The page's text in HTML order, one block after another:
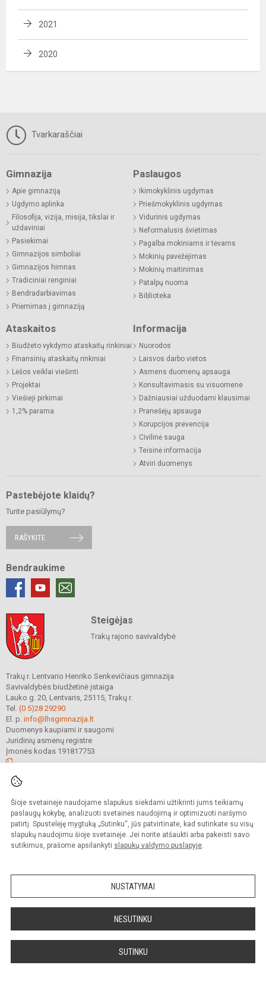
Šioje svetainėje naudojame slapukus siekdami užtikrinti jums teikiamų
paslaugų kokybę, analizuoti svetainės naudojimą ir optimizuoti naršymo
patirtį. Spustelėję mygtuką „Sutinku“, jūs patvirtinate, kad sutinkate su visų
slapukų naudojimu šioje svetainėje. Jei norite atšaukti arba pakeisti savo
sutikimus, prašome apsilankyti slapukų valdymo puslapyje.
NUSTATYMAI
NESUTINKU
SUTINKU
2021
2020
Tvarkaraščiai
Gimnazija
Apie gimnaziją
Ugdymo aplinka
Filosofija, vizija, misija, tikslai ir
uždaviniai
Pasiekimai
Gimnazijos simboliai
Gimnazijos himnas
Tradiciniai renginiai
Bendradarbiavimas
Priėmimas į gimnaziją
Paslaugos
Ikimokyklinis ugdymas
Priešmokyklinis ugdymas
Vidurinis ugdymas
Neformalusis švietimas
Pagalba mokiniams ir tėvams
Mokinių pavėžėjimas
Mokinių maitinimas
Patalpų nuoma
Biblioteka
Ataskaitos
Biudžeto vykdymo ataskaitų rinkiniai
Finansinių ataskaitų rinkiniai
Lėšos veiklai viešinti
Projektai
Viešieji pirkimai
1,2% parama
Informacija
Nuorodos
Laisvos darbo vietos
Asmens duomenų apsauga
Konsultavimasis su visuomene
Dažniausiai užduodami klausimai
Pranešėjų apsauga
Korupcijos prevencija
Civilinė sauga
Teisinė informacija
Atviri duomenys
Pastebėjote klaidų?
Turite pasiūlymų?
RAŠYKITE
Bendraukime
Steigėjas
Trakų rajono savivaldybė
Trakų r. Lentvario Henriko Senkevičiaus gimnazija
Savivaldybės biudžetinė įstaiga
Lauko g. 20, Lentvaris, 25115, Trakų r.
Tel. (0 5)28 29290
El. p. info@lhsgimnazija.lt
Duomenys kaupiami ir saugomi
Juridinių asmenų registre
Įmonės kodas 191817753
saugomos.
Kopijuoti turinį be raštiško gimnazijos sutikimo griežtai draudžiama.
Prieinamumo paraiška Slapukų valdymas
Sumanus būdas atnaujinti